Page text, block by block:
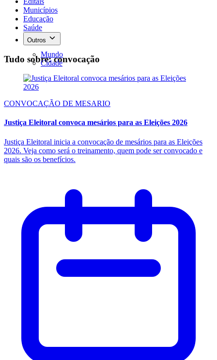
Municípios
Educação
Saúde
Outros
Mundo
Cidade
Tudo sobre: convocação
CONVOCAÇÃO DE MESARIO
Justiça Eleitoral convoca mesários para as Eleições 2026
Justiça Eleitoral inicia a convocação de mesários para as Eleições
2026. Veja como será o treinamento, quem pode ser convocado e
quais são os benefícios.